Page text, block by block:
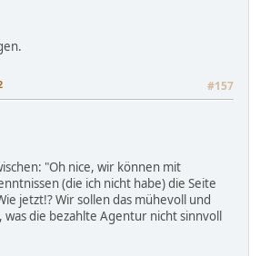
#157
"Oh nice, wir können mit
(die ich nicht habe) die Seite
jetzt!? Wir sollen das mühevoll und
die bezahlte Agentur nicht sinnvoll